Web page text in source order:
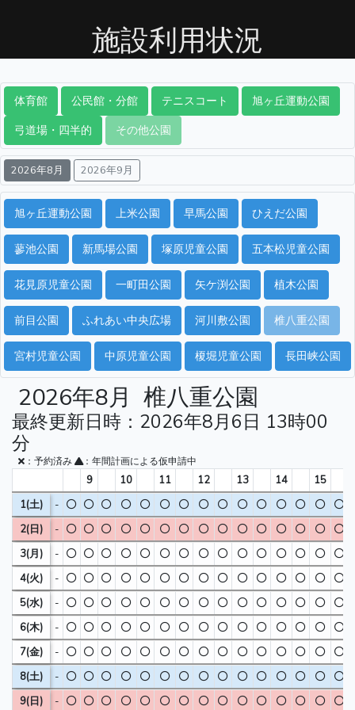
施設利用状況
体育館 公民館・分館 テニスコート
旭ヶ丘運動公園
弓道場・四半的
その他公園
2026年8月 2026年9月
旭ヶ丘運動公園 上米公園 早馬公園 ひえだ公園
蓼池公園 新馬場公園 塚原児童公園 五本松児童公園
花見原児童公園 一町田公園 矢ケ渕公園 植木公園
前目公園 ふれあい中央広場 河川敷公園 椎八重公園
宮村児童公園 中原児童公園 榎堀児童公園 長田峡公園
2026年8月 椎八重公園
最終更新日時：2026年8月6日 13時00
分
：予約済み ：年間計画による仮申請中
9 10 11 12 13 14 15
1(土)
-
2(日)
-
3(月)
-
4(火)
-
5(水)
-
6(木)
-
7(金)
-
8(土)
-
9(日)
-